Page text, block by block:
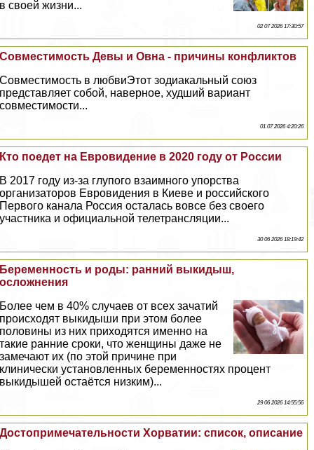
в своей жизни...
02 07 2026 17:30:57
Совместимость Девы и Овна - причины конфликтов
Совместимость в любвиЭтот зодиакальный союз
представляет собой, наверное, худший вариант
совместимости...
01 07 2026 4:20:26
Кто поедет на Евровидение в 2020 году от России
В 2017 году из-за глупого взаимного упорства
организаторов Евровидения в Киеве и российского
Первого канала Россия осталась вовсе без своего
участника и официальной телетрaнcляции...
30 06 2026 18:19:42
Беременность и роды: ранний выкидыш,
осложнения
Более чем в 40% случаев от всех зачатий
происходят выкидыши при этом более
половины из них приходятся именно на
такие ранние сроки, что женщины даже не
замечают их (по этой причине при
клинически установленных беременностях процент
выкидышей остаётся низким)...
29 06 2026 14:55:56
Достопримечательности Хорватии: список, описание